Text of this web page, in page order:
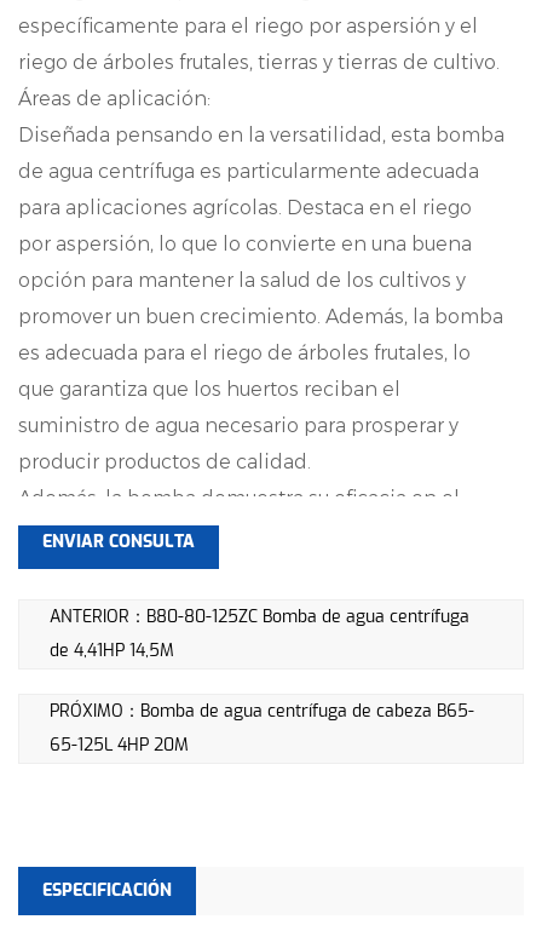
específicamente para el riego por aspersión y el
riego de árboles frutales, tierras y tierras de cultivo.
Áreas de aplicación:
Diseñada pensando en la versatilidad, esta bomba
de agua centrífuga es particularmente adecuada
para aplicaciones agrícolas. Destaca en el riego
por aspersión, lo que lo convierte en una buena
opción para mantener la salud de los cultivos y
promover un buen crecimiento. Además, la bomba
es adecuada para el riego de árboles frutales, lo
que garantiza que los huertos reciban el
suministro de agua necesario para prosperar y
producir productos de calidad.
Además, la bomba demuestra su eficacia en el
riego de tierras y tierras de cultivo, contribuyendo
al éxito general y la productividad de las
actividades agrícolas. Su capacidad para manejar
diversas tareas de riego lo convierte en un activo
agrícolas que buscan una solución confiable de
bombeo de agua.
principalmente mediante la energía generada por
un motor o diésel. El motor está perfectamente
ENVIAR CONSULTA
ANTERIOR：B80-80-125ZC Bomba de agua centrífuga
de 4,41HP 14,5M
PRÓXIMO：Bomba de agua centrífuga de cabeza B65-
65-125L 4HP 20M
ESPECIFICACIÓN